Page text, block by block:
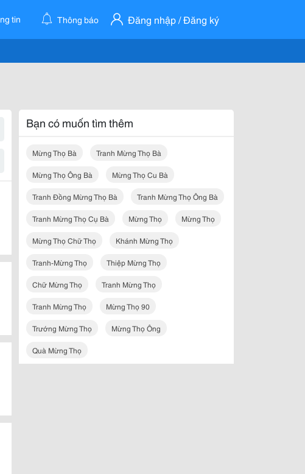
tin Thông báo Đăng nhập / Đăng ký
Bạn có muốn tìm thêm
Mừng Thọ Bà Tranh Mừng Thọ Bà
Mừng Thọ Ông Bà Mừng Thọ Cu Bà
Tranh Đồng Mừng Thọ Bà Tranh Mừng Thọ Ông Bà
Tranh Mừng Thọ Cụ Bà Mừng Thọ Mừng Thọ
Mừng Thọ Chữ Thọ Khánh Mừng Thọ
Tranh-Mừng Thọ Thiệp Mừng Thọ
Chữ Mừng Thọ Tranh Mừng Thọ
Tranh Mừng Thọ Mừng Thọ 90
Trướng Mừng Thọ Mừng Thọ Ông
Quà Mừng Thọ